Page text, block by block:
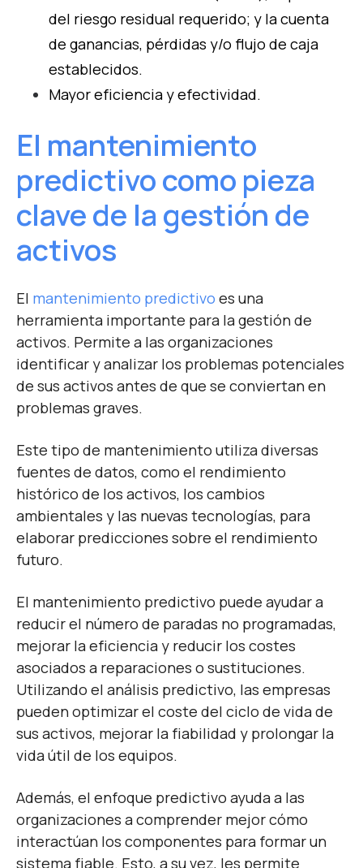
del riesgo residual requerido; y la cuenta
de ganancias, pérdidas y/o flujo de caja
establecidos.
Mayor eficiencia y efectividad.
El mantenimiento
predictivo como pieza
clave de la gestión de
activos
El mantenimiento predictivo es una
herramienta importante para la gestión de
activos. Permite a las organizaciones
identificar y analizar los problemas potenciales
de sus activos antes de que se conviertan en
problemas graves.
Este tipo de mantenimiento utiliza diversas
fuentes de datos, como el rendimiento
histórico de los activos, los cambios
ambientales y las nuevas tecnologías, para
elaborar predicciones sobre el rendimiento
futuro.
El mantenimiento predictivo puede ayudar a
reducir el número de paradas no programadas,
mejorar la eficiencia y reducir los costes
asociados a reparaciones o sustituciones.
Utilizando el análisis predictivo, las empresas
pueden optimizar el coste del ciclo de vida de
sus activos, mejorar la fiabilidad y prolongar la
vida útil de los equipos.
Además, el enfoque predictivo ayuda a las
organizaciones a comprender mejor cómo
interactúan los componentes para formar un
sistema fiable. Esto, a su vez, les permite